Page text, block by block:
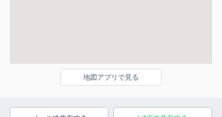
地図アプリで見る